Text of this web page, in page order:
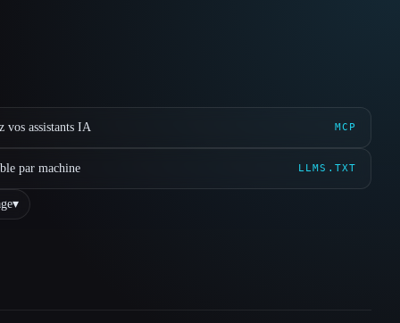
vos assistants IA MCP
par machine LLMS.TXT
▾